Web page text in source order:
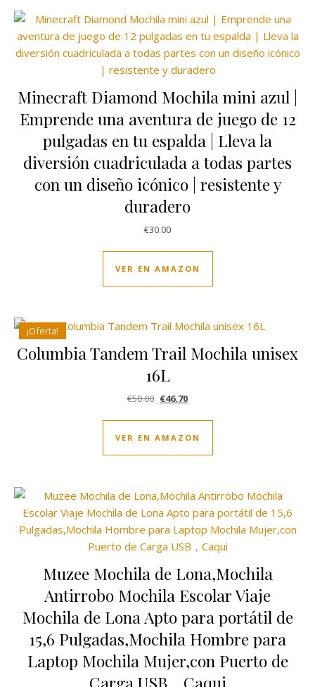
Minecraft Diamond Mochila mini azul |
Emprende una aventura de juego de 12
pulgadas en tu espalda | Lleva la
diversión cuadriculada a todas partes
con un diseño icónico | resistente y
duradero
€30.00
VER EN AMAZON
¡Oferta!
Columbia Tandem Trail Mochila unisex
16L
€50.00 El precio original era: €50.00.
€46.70El precio actual es: €46.70.
VER EN AMAZON
Muzee Mochila de Lona,Mochila
Antirrobo Mochila Escolar Viaje
Mochila de Lona Apto para portátil de
15,6 Pulgadas,Mochila Hombre para
Laptop Mochila Mujer,con Puerto de
Carga USB，Caqui